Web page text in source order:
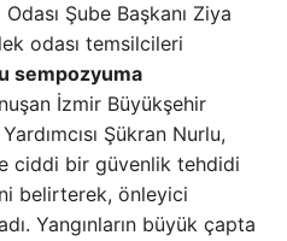
Şube Başkanı Ziya
odası temsilcileri
sempozyuma
İzmir Büyükşehir
Şükran Nurlu,
ciddi bir güvenlik tehdidi
belirterek, önleyici
Yangınların büyük çapta